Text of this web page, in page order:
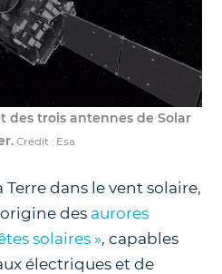
des trois antennes de Solar
Crédit : Esa
Terre dans le vent solaire,
des aurores
solaires », capables
électriques et de